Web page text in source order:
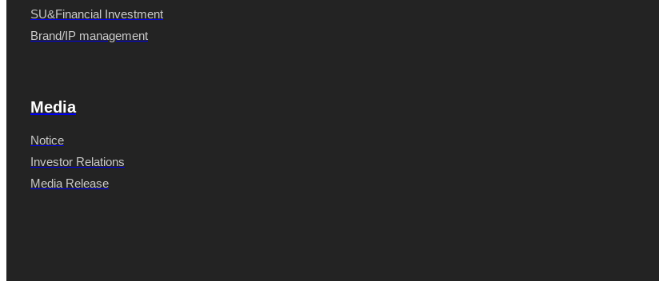
SU&Financial Investment
Brand/IP management
Media
Notice
Investor Relations
Media Release